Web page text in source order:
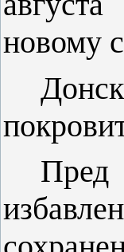
новому
Пред